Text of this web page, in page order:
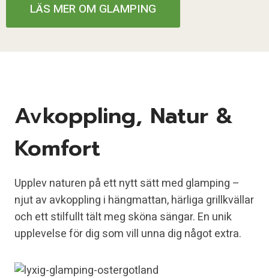
LÄS MER OM GLAMPING
Avkoppling, Natur &
Komfort
Upplev naturen på ett nytt sätt med glamping –
njut av avkoppling i hängmattan, härliga grillkvällar
och ett stilfullt tält meg sköna sängar. En unik
upplevelse för dig som vill unna dig något extra.